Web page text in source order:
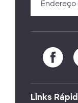
Links